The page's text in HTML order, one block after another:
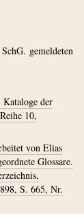
gemeldeten
Kataloge der
10,
von Elias
Glossare.
S. 665, Nr.